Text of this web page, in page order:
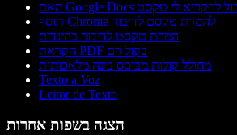
תוסף Chrome להמרת טקסט לדיבור
המרת טקסט לדיבור בהינדית
הקראת PDF בקול רם
מחולל קולות מבוסס בינה מלאכותית
Texto a Voz
Leitor de Texto
הצגה בשפות אחרות